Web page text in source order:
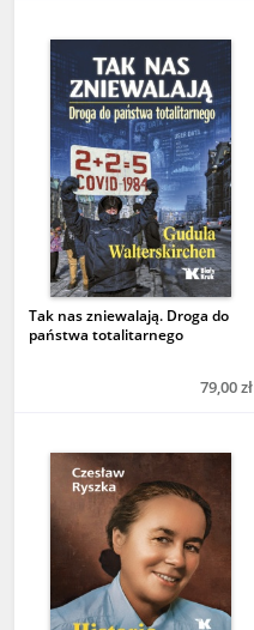
Tak nas zniewalają. Droga do
państwa totalitarnego
79,00 zł